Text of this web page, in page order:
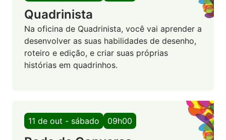
Quadrinista
Na oficina de Quadrinista, você vai aprender a
desenvolver as suas habilidades de desenho,
roteiro e edição, e criar suas próprias
histórias em quadrinhos.
11 de out - sábado 09h00